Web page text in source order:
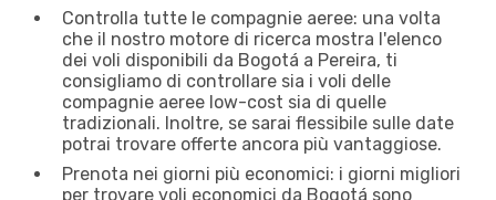
Controlla tutte le compagnie aeree: una volta
che il nostro motore di ricerca mostra l'elenco
dei voli disponibili da Bogotá a Pereira, ti
consigliamo di controllare sia i voli delle
compagnie aeree low-cost sia di quelle
tradizionali. Inoltre, se sarai flessibile sulle date
potrai trovare offerte ancora più vantaggiose.
Prenota nei giorni più economici: i giorni migliori
per trovare voli economici da Bogotá sono